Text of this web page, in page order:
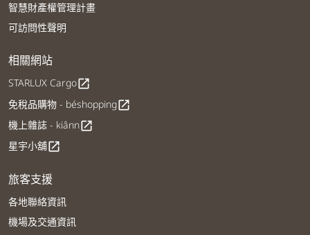
智慧財產權管理計畫
可訪問性聲明
相關網站
STARLUX Cargoopen_in_new
免稅品購物 - béshoppingopen_in_new
機上雜誌 - kiânnopen_in_new
星宇小舖open_in_new
旅客支援
各地聯絡資訊
機場及交通資訊